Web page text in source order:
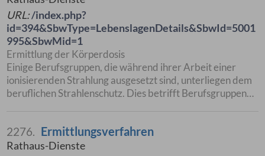
URL:/index.php?
id=394&SbwType=LebenslagenDetails&SbwId=5001
995&SbwMid=1
Ermittlung der Körperdosis
Einige Berufsgruppen, die während ihrer Arbeit einer
ionisierenden Strahlung ausgesetzt sind, unterliegen dem
beruflichen Strahlenschutz. Dies betrifft Berufsgruppen…
2276. Ermittlungsverfahren
Rathaus-Dienste